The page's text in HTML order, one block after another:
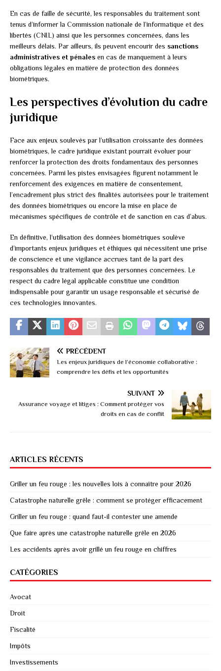
En cas de faille de sécurité, les responsables du traitement sont
tenus d’informer la Commission nationale de l’informatique et des
libertés (CNIL) ainsi que les personnes concernées, dans les
meilleurs délais. Par ailleurs, ils peuvent encourir des sanctions
administratives et pénales en cas de manquement à leurs
obligations légales en matière de protection des données
biométriques.
Les perspectives d’évolution du cadre
juridique
Face aux enjeux soulevés par l’utilisation croissante des données
biométriques, le cadre juridique existant pourrait évoluer pour
renforcer la protection des droits fondamentaux des personnes
concernées. Parmi les pistes envisagées figurent notamment le
renforcement des exigences en matière de consentement,
l’encadrement plus strict des finalités autorisées pour le traitement
des données biométriques ou encore la mise en place de
mécanismes spécifiques de contrôle et de sanction en cas d’abus.
En définitive, l’utilisation des données biométriques soulève
d’importants enjeux juridiques et éthiques qui nécessitent une prise
de conscience et une vigilance accrues tant de la part des
responsables du traitement que des personnes concernées. Le
respect du cadre légal applicable constitue une condition
indispensable pour garantir un usage responsable et sécurisé de
ces technologies innovantes.
PRÉCÉDENT
Les enjeux juridiques de l’économie collaborative :
comprendre les défis et les opportunités
SUIVANT
Assurance voyage et litiges : Comment protéger vos
droits en cas de conflit
ARTICLES RÉCENTS
Griller un feu rouge : les nouvelles lois à connaître pour 2026
Catastrophe naturelle grêle : comment se protéger efficacement
Griller un feu rouge : quand faut-il contester une amende
Que faire après une catastrophe naturelle grêle en 2026
Les accidents après avoir grillé un feu rouge en chiffres
CATÉGORIES
Avocat
Droit
Fiscalité
Impôts
Investissements